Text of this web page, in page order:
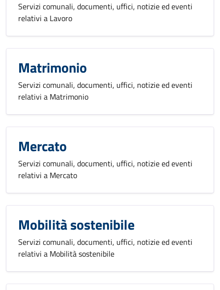
Servizi comunali, documenti, uffici, notizie ed eventi
relativi a Lavoro
Matrimonio
Servizi comunali, documenti, uffici, notizie ed eventi
relativi a Matrimonio
Mercato
Servizi comunali, documenti, uffici, notizie ed eventi
relativi a Mercato
Mobilità sostenibile
Servizi comunali, documenti, uffici, notizie ed eventi
relativi a Mobilità sostenibile